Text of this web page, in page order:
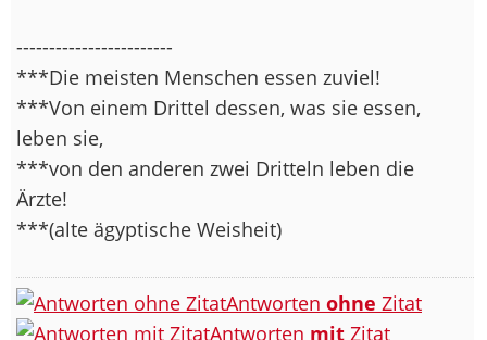
------------------------
***Die meisten Menschen essen zuviel!
***Von einem Drittel dessen, was sie essen,
leben sie,
***von den anderen zwei Dritteln leben die
Ärzte!
***(alte ägyptische Weisheit)
Antworten ohne Zitat
Antworten mit Zitat